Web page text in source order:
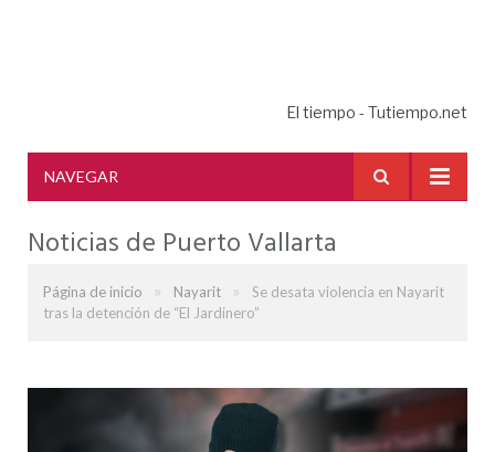
El tiempo - Tutiempo.net
NAVEGAR
Noticias de Puerto Vallarta
Página de inicio » Nayarit »
Se desata violencia en Nayarit
tras la detención de “El Jardinero”